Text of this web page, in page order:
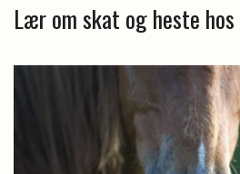
Lær om skat og heste